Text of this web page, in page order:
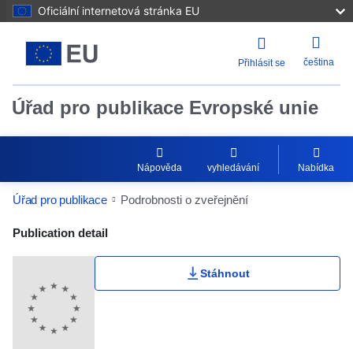
Oficiální internetová stránka EU
Přihlásit se čeština
Úřad pro publikace Evropské unie
Nápověda vyhledávání Nabídka
Úřad pro publikace Podrobnosti o zveřejnění
Publication Detail Actions Portlet
Publication detail
Stáhnout